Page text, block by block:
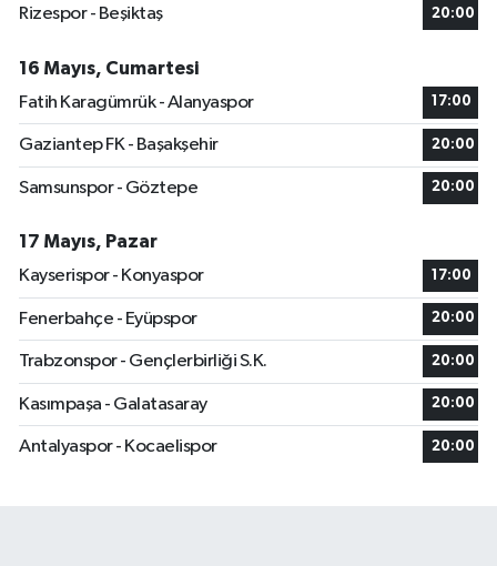
Rizespor - Beşiktaş
20:00
16 Mayıs, Cumartesi
Fatih Karagümrük - Alanyaspor
17:00
Gaziantep FK - Başakşehir 20:00
Samsunspor - Göztepe 20:00
17 Mayıs, Pazar
Kayserispor - Konyaspor
17:00
Fenerbahçe - Eyüpspor 20:00
Trabzonspor - Gençlerbirliği S.K. 20:00
Kasımpaşa - Galatasaray 20:00
Antalyaspor - Kocaelispor 20:00